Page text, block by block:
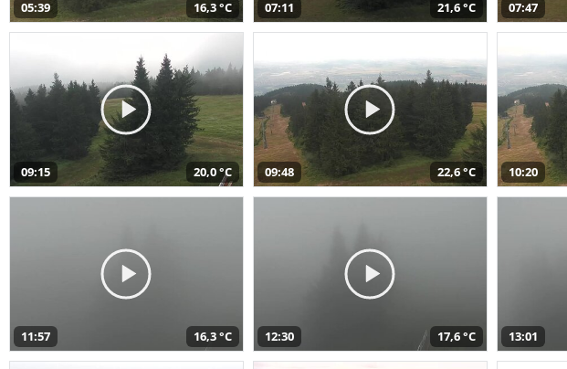
05:39 16,3 °C 07:11 21,6 °C 07:47
09:15 20,0 °C 09:48 22,6 °C 10:20
11:57 16,3 °C 12:30 17,6 °C 13:01